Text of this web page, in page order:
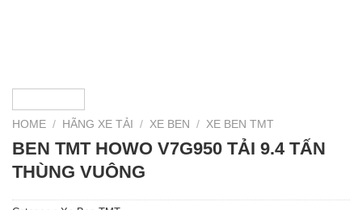
HOME / HÃNG XE TẢI / XE BEN / XE BEN TMT
BEN TMT HOWO V7G950 TẢI 9.4 TẤN
THÙNG VUÔNG